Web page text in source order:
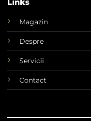
Links
Magazin
Despre
Servicii
Contact